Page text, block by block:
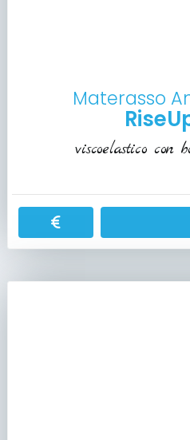
Materasso
viscoelastico